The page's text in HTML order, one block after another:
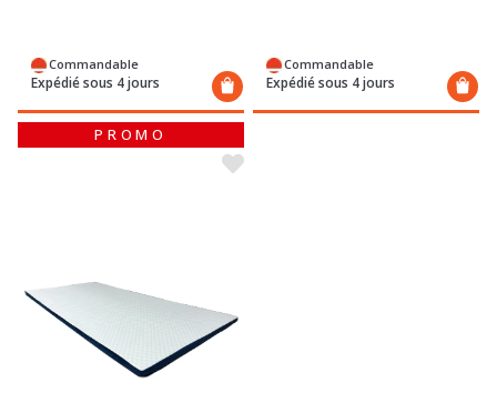
Commandable
Expédié sous 4 jours
Commandable
Expédié sous 4 jours
PROMO